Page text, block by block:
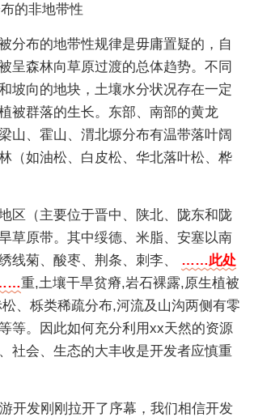
的非地带性
分布的地带性规律是毋庸置疑的，自
呈森林向草原过渡的总体趋势。不同
坡向的地块，土壤水分状况存在一定
被群落的生长。东部、南部的黄龙
山、霍山、渭北塬分布有温带落叶阔
（如油松、白皮松、华北落叶松、桦
区（主要位于晋中、陕北、陇东和陇
草原带。其中绥德、米脂、安塞以南
线菊、酸枣、荆条、刺李、 ……此处
……重,土壤干旱贫瘠,岩石裸露,原生植被
、栎类稀疏分布,河流及山沟两侧有零
等。因此如何充分利用xx天然的资源
社会、生态的大丰收是开发者应慎重
开发刚刚拉开了序幕，我们相信开发